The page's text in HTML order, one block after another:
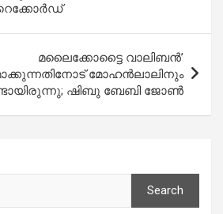
റെക്കോർഡ്
മലൈക്കോട്ടൈ വാലിബൻ’
മോഹൻലാലിനും
ഷിബു ബേബി ജോൺ
Search